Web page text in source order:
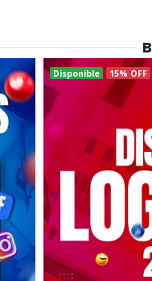
Disponible 15% OFF